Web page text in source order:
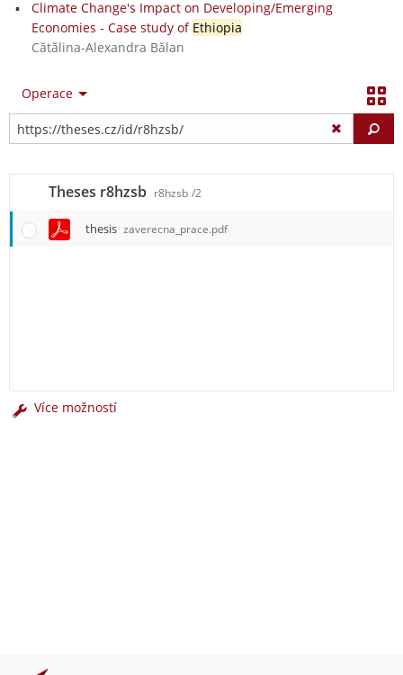
Climate Change's Impact on Developing/Emerging
Economies - Case study of Ethiopia
Cătălina-Alexandra Bălan
Operace
Theses r8hzsb r8hzsb /2
thesis zaverecna_prace.pdf
Více možností